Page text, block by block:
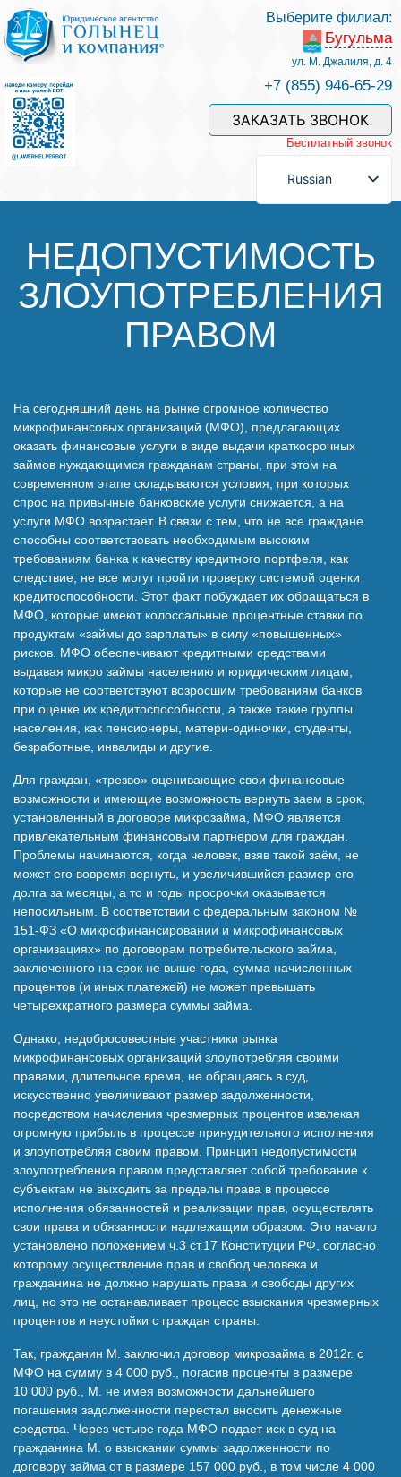
Услуги и наши специалисты
Оплата услуг
Задать вопрос
Отзывы
Полезные статьи
Наши победы
Видео о нас
Выберите филиал:
Бугульма
ул. М. Джалиля, д. 4
+7 (855) 946-65-29
ЗАКАЗАТЬ ЗВОНОК
Бесплатный звонок
Russian
НЕДОПУСТИМОСТЬ
ЗЛОУПОТРЕБЛЕНИЯ
ПРАВОМ
На сегодняшний день на рынке огромное количество
микрофинансовых организаций (МФО), предлагающих
оказать финансовые услуги в виде выдачи краткосрочных
займов нуждающимся гражданам страны, при этом на
современном этапе складываются условия, при которых
спрос на привычные банковские услуги снижается, а на
услуги МФО возрастает. В связи с тем, что не все граждане
способны соответствовать необходимым высоким
требованиям банка к качеству кредитного портфеля, как
следствие, не все могут пройти проверку системой оценки
кредитоспособности. Этот факт побуждает их обращаться в
МФО, которые имеют колоссальные процентные ставки по
продуктам «займы до зарплаты» в силу «повышенных»
рисков. МФО обеспечивают кредитными средствами
выдавая микро займы населению и юридическим лицам,
которые не соответствуют возросшим требованиям банков
при оценке их кредитоспособности, а также такие группы
населения, как пенсионеры, матери-одиночки, студенты,
безработные, инвалиды и другие.
Для граждан, «трезво» оценивающие свои финансовые
возможности и имеющие возможность вернуть заем в срок,
установленный в договоре микрозайма, МФО является
привлекательным финансовым партнером для граждан.
Проблемы начинаются, когда человек, взяв такой заём, не
может его вовремя вернуть, и увеличившийся размер его
долга за месяцы, а то и годы просрочки оказывается
непосильным. В соответствии с федеральным законом №
151-ФЗ «О микрофинансировании и микрофинансовых
организациях» по договорам потребительского займа,
заключенного на срок не выше года, сумма начисленных
процентов (и иных платежей) не может превышать
четырехкратного размера суммы займа.
Однако, недобросовестные участники рынка
микрофинансовых организаций злоупотребляя своими
правами, длительное время, не обращаясь в суд,
искусственно увеличивают размер задолженности,
посредством начисления чрезмерных процентов извлекая
огромную прибыль в процессе принудительного исполнения
и злоупотребляя своим правом. Принцип недопустимости
злоупотребления правом представляет собой требование к
субъектам не выходить за пределы права в процессе
исполнения обязанностей и реализации прав, осуществлять
свои права и обязанности надлежащим образом. Это начало
установлено положением ч.3 ст.17 Конституции РФ, согласно
которому осуществление прав и свобод человека и
гражданина не должно нарушать права и свободы других
лиц, но это не останавливает процесс взыскания чрезмерных
процентов и неустойки с граждан страны.
Так, гражданин М. заключил договор микрозайма в 2012г. с
МФО на сумму в 4 000 руб., погасив проценты в размере
10 000 руб., М. не имея возможности дальнейшего
погашения задолженности перестал вносить денежные
средства. Через четыре года МФО подает иск в суд на
гражданина М. о взыскании суммы задолженности по
договору займа от в размере 157 000 руб., в том числе 4 000